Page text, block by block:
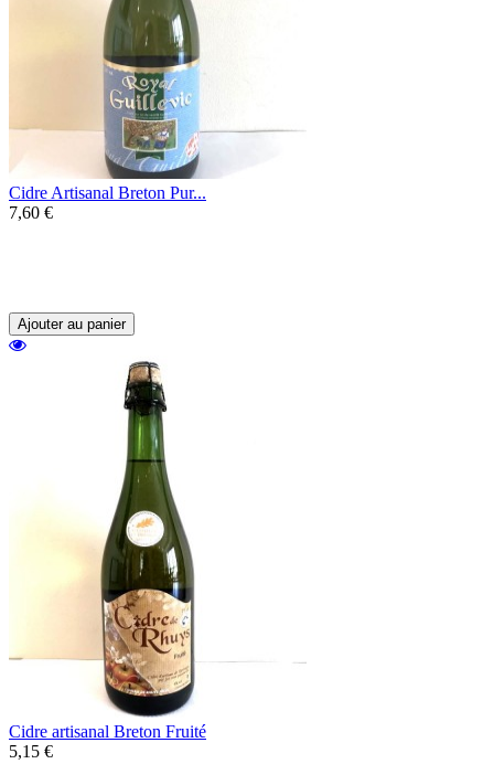
Cidre Artisanal Breton Pur...
7,60 €
Ajouter au panier
Cidre artisanal Breton Fruité
5,15 €